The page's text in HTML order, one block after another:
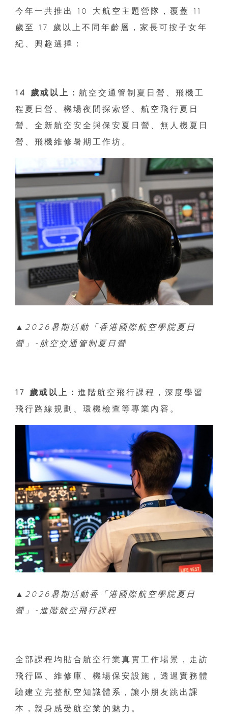
今年一共推出 10 大航空主題營隊，覆蓋 11
歲至 17 歲以上不同年齡層，家長可按子女年
紀、興趣選擇：
14 歲或以上： 航空交通管制夏日營、飛機工
程夏日營、機場夜間探索營、航空飛行夏日
營、全新航空安全與保安夏日營、無人機夏日
營、飛機維修暑期工作坊。
▲2026暑期活動「香港國際航空學院夏日
營」-航空交通管制夏日營
17 歲或以上： 進階航空飛行課程，深度學習
飛行路線規劃、環機檢查等專業內容。
▲2026暑期活動香「港國際航空學院夏日
營」-進階航空飛行課程
全部課程均貼合航空行業真實工作場景，走訪
飛行區、維修庫、機場保安設施，透過實務體
驗建立完整航空知識體系，讓小朋友跳出課
本，親身感受航空業的魅力。